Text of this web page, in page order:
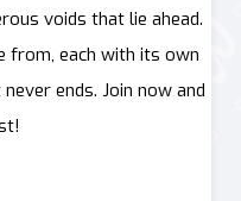
voids that lie ahead.
from, each with its own
ends. Join now and